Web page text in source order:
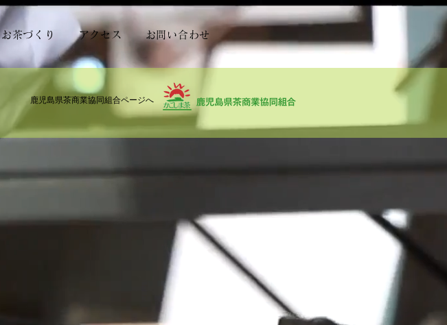
お茶づくり アクセス お問い合わせ
鹿児島県茶商業協同組合ページへ